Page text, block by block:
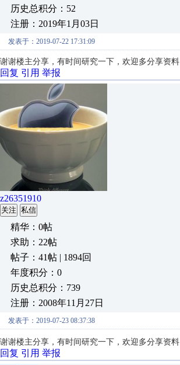
历史总积分：52
注册：2019年1月03日
发表于：2019-07-22 17:31:09
谢谢楼主分享，有时间研究一下，欢迎多分享资料
回复 引用 举报
z26351910
关注 私信
精华：0帖
求助：22帖
帖子：41帖 | 1894回
年度积分：0
历史总积分：739
注册：2008年11月27日
发表于：2019-07-23 08:37:38
谢谢楼主分享，有时间研究一下，欢迎多分享资料
回复 引用 举报